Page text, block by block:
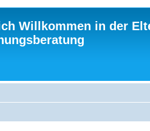
Willkommen in der